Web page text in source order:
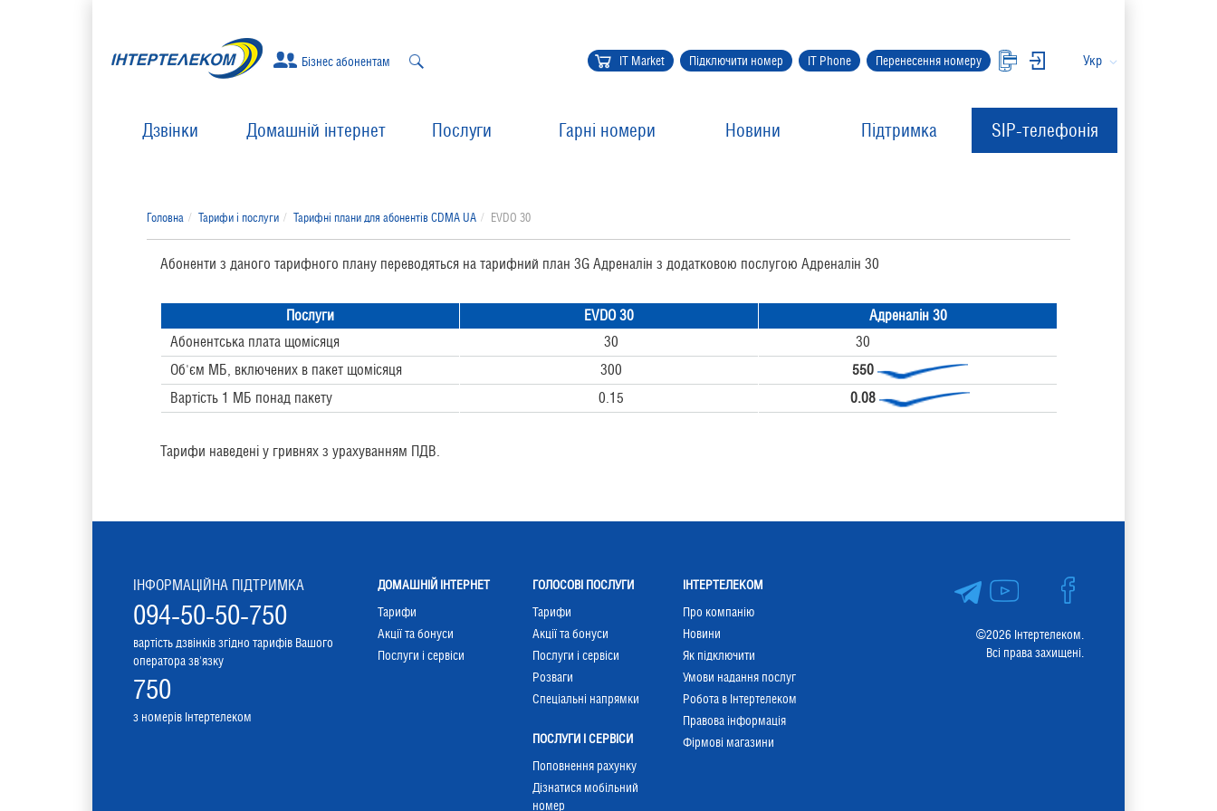
Бізнес абонентам IT Market Підключити номер IT Phone Перенесення номеру Укр
Дзвінки Домашній інтернет Послуги Гарні номери Новини Підтримка SIP-телефонія
Головна Тарифи і послуги Тарифні плани для абонентів CDMA UA EVDO 30
Абоненти з даного тарифного плану переводяться на тарифний план 3G Адреналін з додатковою послугою Адреналін 30
Послуги EVDO 30
Адреналін 30
Абонентська плата щомісяця
30
30
Об'єм МБ, включених в пакет щомісяця
300
550
Вартість 1 МБ понад пакету
0.15 0.08
Тарифи наведені у гривнях з урахуванням ПДВ.
©2026 Інтертелеком.
Всі права захищені.
ІНФОРМАЦІЙНА ПІДТРИМКА
094-50-50-750
вартість дзвінків згідно тарифів Вашого
оператора зв'язку
750
з номерів Інтертелеком
ДОМАШНІЙ ІНТЕРНЕТ
Тарифи
Акції та бонуси
Послуги і сервіси
ГОЛОСОВІ ПОСЛУГИ
Тарифи
Акції та бонуси
Послуги і сервіси
Розваги
Cпеціальні напрямки
ПОСЛУГИ І СЕРВІСИ
Поповнення рахунку
Дізнатися мобільний
номер
ІНТЕРТЕЛЕКОМ
Про компанію
Новини
Як підключити
Умови надання послуг
Робота в Інтертелеком
Правова інформація
Фірмові магазини